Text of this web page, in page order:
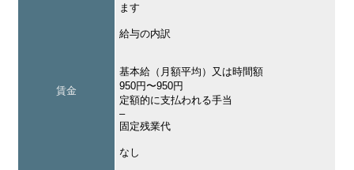
賃金
ます
給与の内訳
基本給（月額平均）又は時間額
950円〜950円
定額的に支払われる手当
–
固定残業代
なし